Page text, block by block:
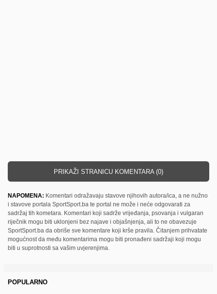
PRIKAŽI STRANICU KOMENTARA (0)
NAPOMENA: Komentari odražavaju stavove njihovih autora/ica, a ne nužno
i stavove portala SportSport.ba te portal ne može i neće odgovarati za
sadržaj tih kometara. Komentari koji sadrže vrijeđanja, psovanja i vulgaran
riječnik mogu biti uklonjeni bez najave i objašnjenja, ali to ne obavezuje
SportSport.ba da obriše sve komentare koji krše pravila. Čitanjem prihvatate
mogućnost da među komentarima mogu biti pronađeni sadržaji koji mogu
biti u suprotnosti sa vašim uvjerenjima.
POPULARNO